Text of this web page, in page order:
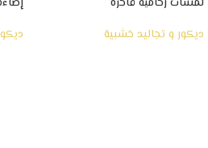
ديكور و تجاليد خشبية